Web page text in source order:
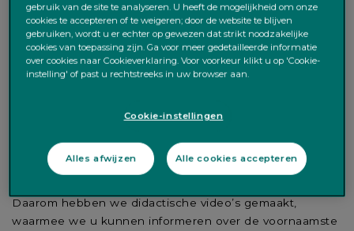
De financiële wereld kan complex lijken.
Het is dus belangrijk dat we u kunnen
begeleiden.
Daarom hebben we didactische video’s gemaakt,
waarmee we u kunnen informeren over de voornaamste
gebruik van de site te analyseren. U heeft de mogelijkheid om onze
cookies te accepteren of te weigeren; door de website te blijven
gebruiken, wordt u er echter op gewezen dat strikt noodzakelijke
cookies van toepassing zijn. Ga voor meer gedetailleerde informatie
over cookies naar Cookieverklaring. Voor voorkeur klikt u op 'Cookie-
instelling' of past u rechtstreeks in uw browser aan.
Cookie-instellingen
Alles afwijzen Alle cookies accepteren